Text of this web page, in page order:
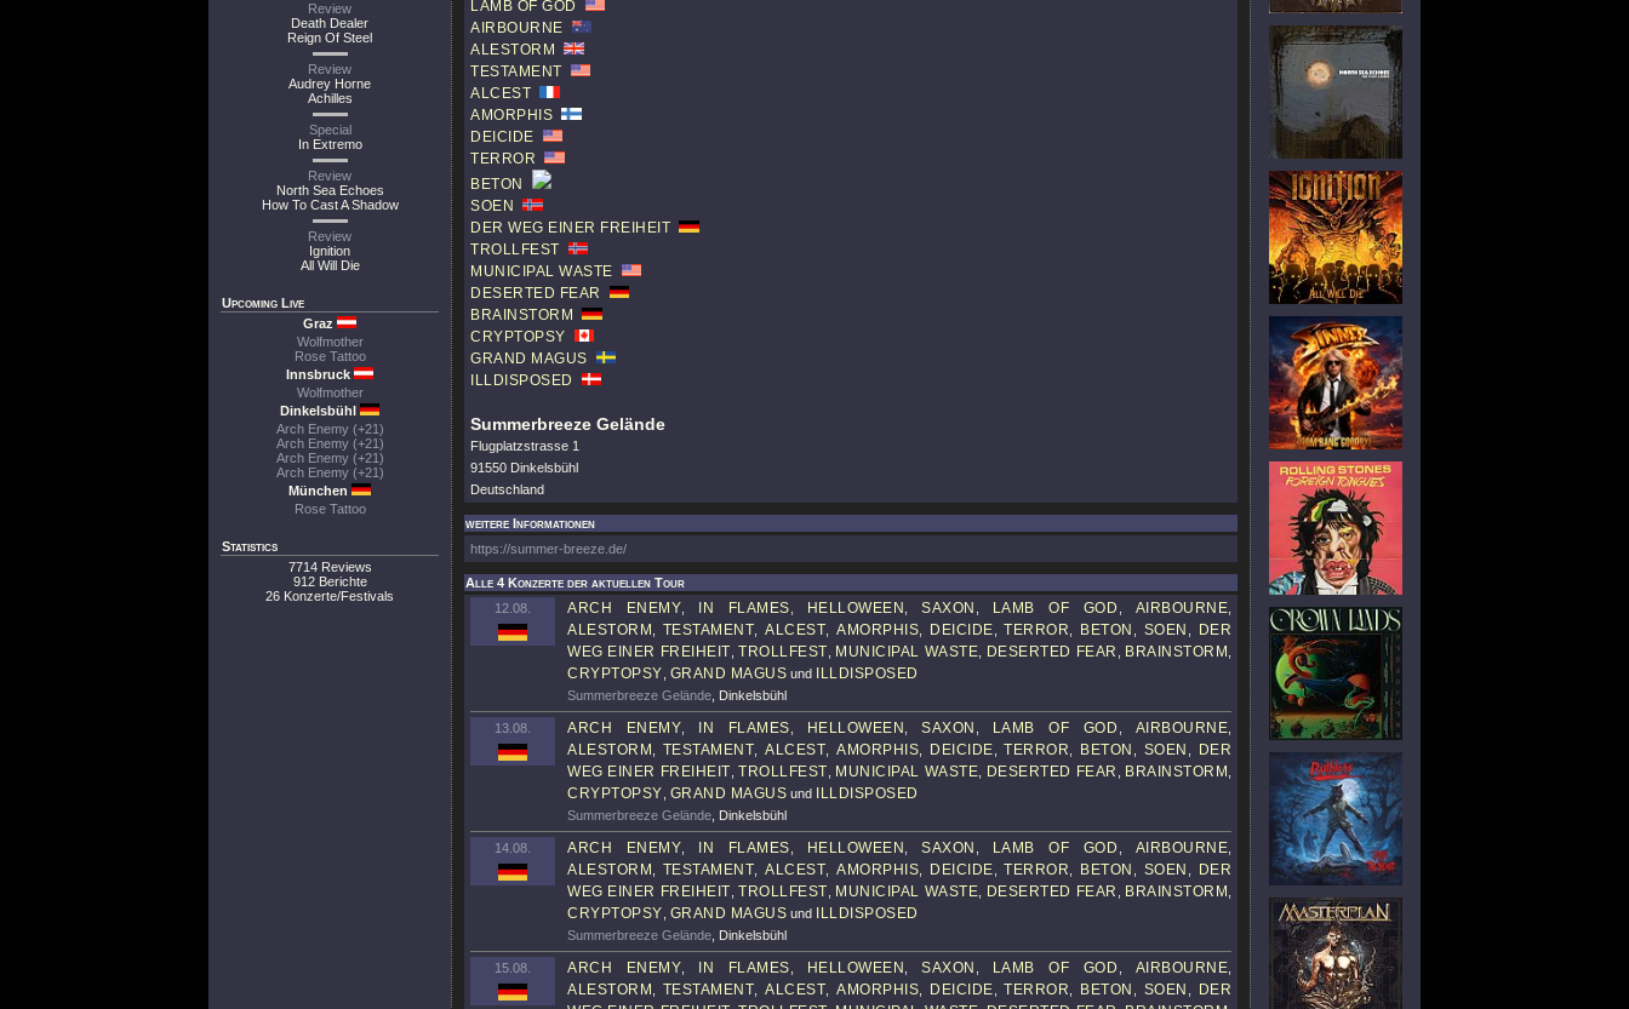
Review
Death Dealer
Reign Of Steel
Review
Audrey Horne
Achilles
Special
In Extremo
Review
North Sea Echoes
How To Cast A Shadow
Review
Ignition
All Will Die
Upcoming Live
Graz
Wolfmother
Rose Tattoo
Innsbruck
Wolfmother
Dinkelsbühl
Arch Enemy (+21)
Arch Enemy (+21)
Arch Enemy (+21)
Arch Enemy (+21)
München
Rose Tattoo
Statistics
7714 Reviews
912 Berichte
26 Konzerte/Festivals
LAMB OF GOD
AIRBOURNE
ALESTORM
TESTAMENT
ALCEST
AMORPHIS
DEICIDE
TERROR
BETON
SOEN
DER WEG EINER FREIHEIT
TROLLFEST
MUNICIPAL WASTE
DESERTED FEAR
BRAINSTORM
CRYPTOPSY
GRAND MAGUS
ILLDISPOSED
Summerbreeze Gelände
Flugplatzstrasse 1
91550 Dinkelsbühl
Deutschland
weitere Informationen
https://summer-breeze.de/
Alle 4 Konzerte der aktuellen Tour
12.08.
ARCH ENEMY IN FLAMES HELLOWEEN ,SAXON LAMB OF GOD AIRBOURNE
ALESTORM TESTAMENT ,ALCEST ,AMORPHIS DEICIDE ,TERROR BETON SOEN
DER
WEG EINER FREIHEIT ,TROLLFEST MUNICIPAL WASTE DESERTED FEAR BRAINSTORM
CRYPTOPSY GRAND MAGUS und ILLDISPOSED
Summerbreeze Gelände , Dinkelsbühl
13.08. ARCH ENEMY IN FLAMES HELLOWEEN ,SAXON LAMB OF GOD AIRBOURNE
ALESTORM TESTAMENT ,ALCEST ,AMORPHIS DEICIDE ,TERROR BETON SOEN
DER
WEG EINER FREIHEIT ,TROLLFEST MUNICIPAL WASTE DESERTED FEAR BRAINSTORM
CRYPTOPSY GRAND MAGUS und ILLDISPOSED
Summerbreeze Gelände , Dinkelsbühl
14.08. ARCH ENEMY IN FLAMES HELLOWEEN ,SAXON LAMB OF GOD AIRBOURNE
ALESTORM TESTAMENT ,ALCEST ,AMORPHIS DEICIDE ,TERROR BETON SOEN
DER
WEG EINER FREIHEIT ,TROLLFEST MUNICIPAL WASTE DESERTED FEAR BRAINSTORM
CRYPTOPSY GRAND MAGUS und ILLDISPOSED
Summerbreeze Gelände , Dinkelsbühl
15.08. ARCH ENEMY IN FLAMES HELLOWEEN ,SAXON LAMB OF GOD AIRBOURNE
ALESTORM TESTAMENT ,ALCEST ,AMORPHIS DEICIDE ,TERROR BETON SOEN
DER